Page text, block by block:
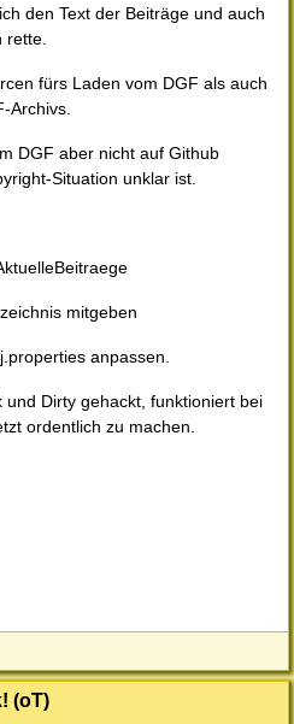
den Text der Beiträge und auch
rette.
fürs Laden vom DGF als auch
Archivs.
DGF aber nicht auf Github
Situation unklar ist.
mitgeben
anpassen.
und Dirty gehackt, funktioniert bei
ordentlich zu machen.
(oT)